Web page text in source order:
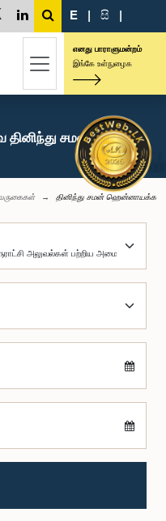
E | සි |
எனது பாராளுமன்றம்
இங்கே உள்நுழைக
சமன்
தினிந்து சமன் ஹென்னாயக்க